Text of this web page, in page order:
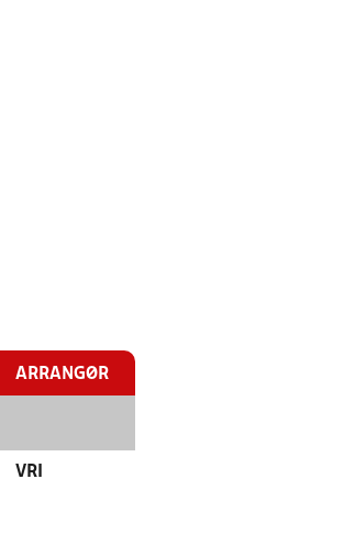
ARRANGØR
VRI